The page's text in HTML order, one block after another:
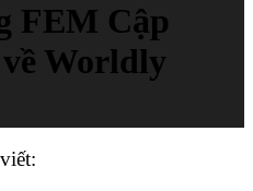
FEM Cập
Worldly